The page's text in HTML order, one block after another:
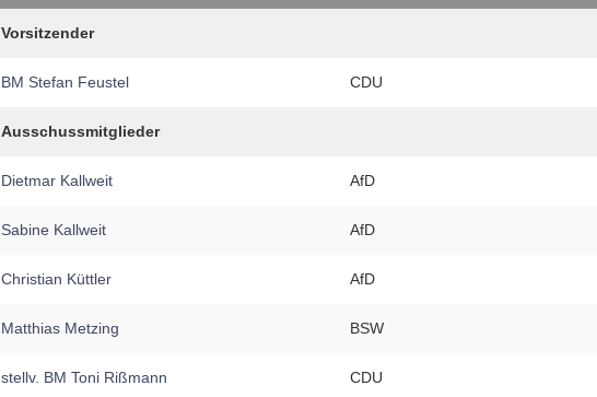
Vorsitzender
BM Stefan Feustel CDU
Ausschussmitglieder
Dietmar Kallweit AfD
Sabine Kallweit AfD
Christian Küttler AfD
Matthias Metzing BSW
stellv. BM Toni Rißmann CDU